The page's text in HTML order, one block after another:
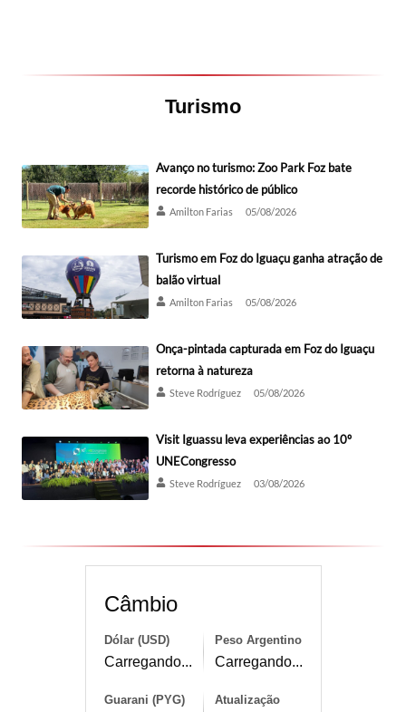
Turismo
Avanço no turismo: Zoo Park Foz bate
recorde histórico de público
Amilton Farias 05/08/2026
Turismo em Foz do Iguaçu ganha atração de
balão virtual
Amilton Farias 05/08/2026
Onça-pintada capturada em Foz do Iguaçu
retorna à natureza
Steve Rodríguez 05/08/2026
Visit Iguassu leva experiências ao 10º
UNECongresso
Steve Rodríguez 03/08/2026
Câmbio
Dólar (USD)
Carregando...
Peso Argentino
Carregando...
Guarani (PYG) Atualização